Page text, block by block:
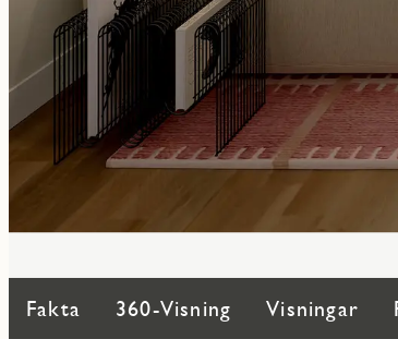
Fakta 360-Visning Visningar